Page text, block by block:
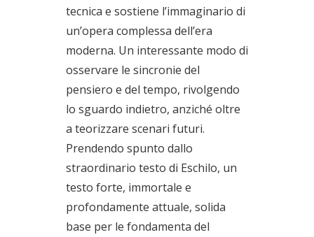
tecnica e sostiene l’immaginario di
un’opera complessa dell’era
moderna. Un interessante modo di
osservare le sincronie del
pensiero e del tempo, rivolgendo
lo sguardo indietro, anziché oltre
a teorizzare scenari futuri.
Prendendo spunto dallo
straordinario testo di Eschilo, un
testo forte, immortale e
profondamente attuale, solida
base per le fondamenta del